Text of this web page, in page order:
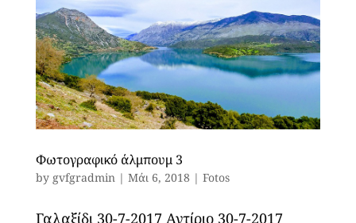
Φωτογραφικό άλμπουμ 3
by gvfgradmin | Μάι 6, 2018 | Fotos
Γαλαξίδι 30-7-2017 Αντίριο 30-7-2017